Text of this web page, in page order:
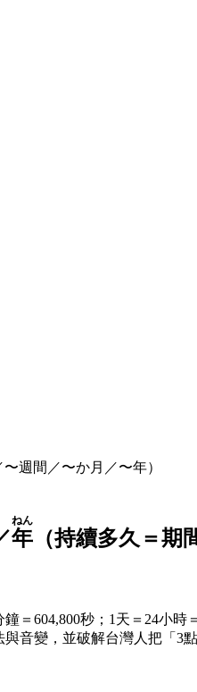
週間／〜か月／〜年）
年
ねん
（持續多久＝期
鐘＝604,800秒；1天＝24
音變，並破解台灣人把「3